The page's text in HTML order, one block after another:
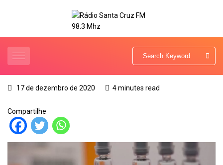
17 de dezembro de 2020 4 minutes read
Compartilhe